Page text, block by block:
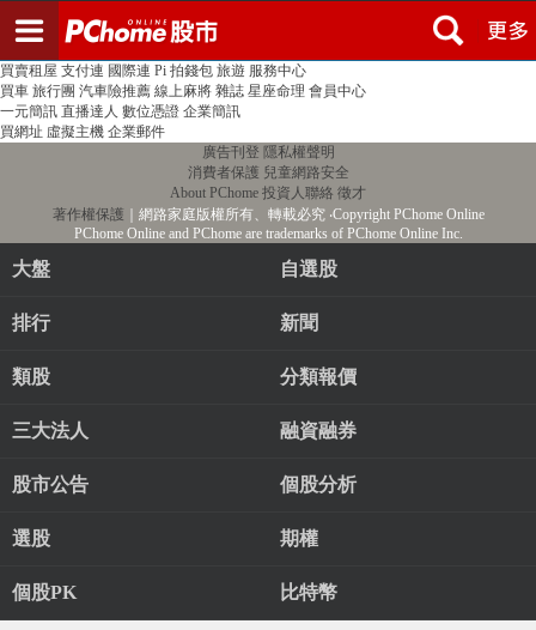
PChome首頁 線上購物 24h購物 書店
買賣租屋 支付連 國際連 Pi 拍錢包 旅遊 服務中心
買車 旅行團 汽車險推薦 線上麻將 雜誌 星座命理 會員中心
一元簡訊 直播達人 數位憑證 企業簡訊
買網址 虛擬主機 企業郵件
廣告刊登 隱私權聲明
消費者保護 兒童網路安全
About PChome 投資人聯絡 徵才
著作權保護 ｜網路家庭版權所有、轉載必究‧Copyright PChome Online
PChome Online and PChome are trademarks of PChome Online Inc.
大盤 自選股
排行 新聞
類股 分類報價
三大法人 融資融券
股市公告 個股分析
選股 期權
個股PK 比特幣